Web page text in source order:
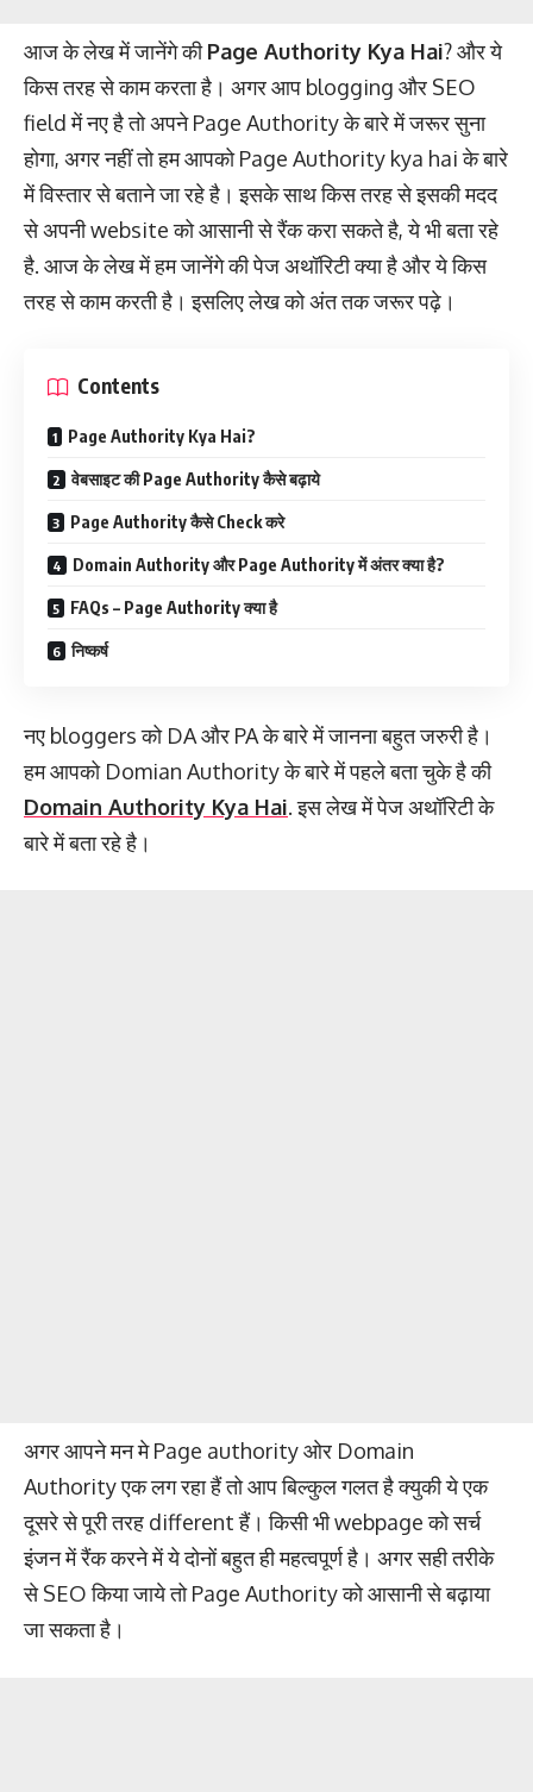
आज के लेख में जानेंगे कीPage Authority Kya Hai? और ये
किस तरह से काम करता है। अगर आप blogging और SEO
field में नए है तो अपने Page Authority के बारे में जरूर सुना
होगा, अगर नहीं तो हम आपको Page Authority kya hai के बारे
में विस्तार से बताने जा रहे है। इसके साथ किस तरह से इसकी मदद
से अपनी website को आसानी से रैंक करा सकते है, ये भी बता रहे
है. आज के लेख में हम जानेंगे की पेज अथॉरिटी क्या है और ये किस
तरह से काम करती है। इसलिए लेख को अंत तक जरूर पढ़े।
Contents
Page Authority Kya Hai?
वेबसाइट की Page Authority कैसे बढ़ाये
Page Authority कैसे Check करे
Domain Authority और Page Authority में अंतर क्या है?
FAQs – Page Authority क्या है
निष्कर्ष
नए bloggers को DA और PA के बारे में जानना बहुत जरुरी है।
हम आपको Domian Authority के बारे में पहले बता चुके है की
Domain Authority Kya Hai. इस लेख में पेज अथॉरिटी के
बारे में बता रहे है।
अगर आपने मन मे Page authority ओर Domain
Authority एक लग रहा हैं तो आप बिल्कुल गलत है क्युकी ये एक
दूसरे से पूरी तरह different हैं। किसी भी webpage को सर्च
इंजन में रैंक करने में ये दोनों बहुत ही महत्वपूर्ण है। अगर सही तरीके
से SEO किया जाये तो Page Authority को आसानी से बढ़ाया
जा सकता है।